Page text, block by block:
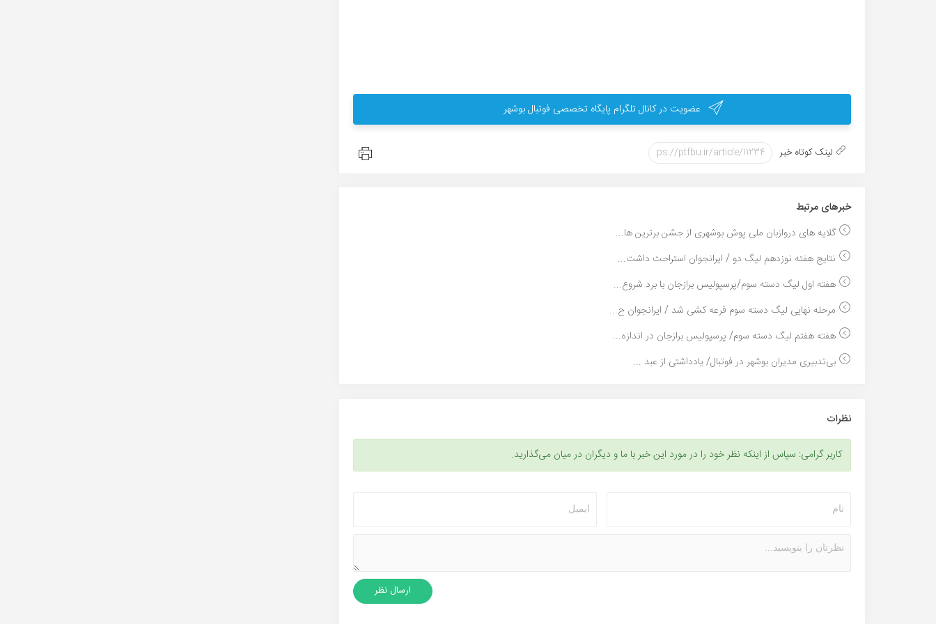
عضویت در کانال تلگرام پایگاه تخصصی فوتبال بوشهر
لینک کوتاه خبر
خبر‌های مرتبط
گلایه های دروازبان ملی پوش بوشهری از جشن برترین ها...
نتایج هفته نوزدهم لیگ دو / ایرانجوان استراحت داشت...
هفته اول لیگ دسته سوم/پرسپولیس برازجان با برد شروع...
مرحله نهایی لیگ دسته سوم قرعه کشی شد / ایرانجوان ح...
هفته هفتم لیگ دسته سوم/ پرسپولیس برازجان در اندازه...
بی‌تدبیری مدیران بوشهر در فوتبال/ یادداشتی از عبد ...
نظرات
کاربر گرامی: سپاس از اینکه نظر خود را در مورد این خبر با ما و دیگران در میان می‌گذارید.